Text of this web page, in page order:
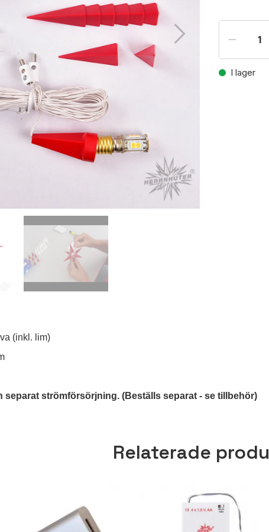
I lager
(inkl. lim)
separat strömförsörjning. (Beställs separat - se tillbehör)
Relaterade